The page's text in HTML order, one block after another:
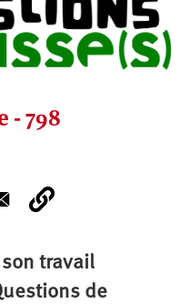
- 798
travail
de